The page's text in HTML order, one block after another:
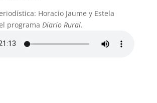
Horacio Jaume y Estela
programa Diario Rural.